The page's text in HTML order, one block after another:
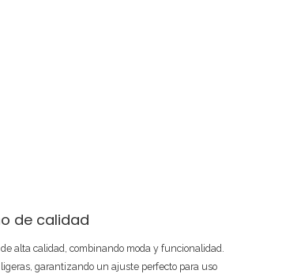
de calidad
alta calidad, combinando moda y funcionalidad.
garantizando un ajuste perfecto para uso